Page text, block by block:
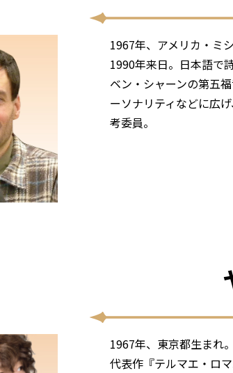
1967年、アメリカ・ミ
1990年来日。日本語で
ベン・シャーンの第五
ーソナリティなどに広
考委員。
1967年、東京都生まれ
代表作『テルマエ・ロ